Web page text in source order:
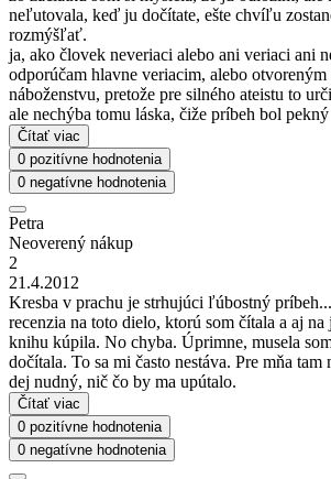
neľutovala, keď ju dočítate, ešte chvíľu
rozmýšľať.
ja, ako človek neveriaci alebo ani veriaci ani
odporúčam hlavne veriacim, alebo
náboženstvu, pretože pre silného ateistu to
ale nechýba tomu láska, čiže príbeh bol pekný
Čítať viac
0 pozitívne hodnotenia
0 negatívne hodnotenia
Petra
Neoverený nákup
2
21.4.2012
Kresba v prachu je strhujúci ľúbostný
recenzia na toto dielo, ktorú som čítala a aj na
knihu kúpila. No chyba. Úprimne, musela
dočítala. To sa mi často nestáva. Pre mňa tam
dej nudný, nič čo by ma upútalo.
Čítať viac
0 pozitívne hodnotenia
0 negatívne hodnotenia